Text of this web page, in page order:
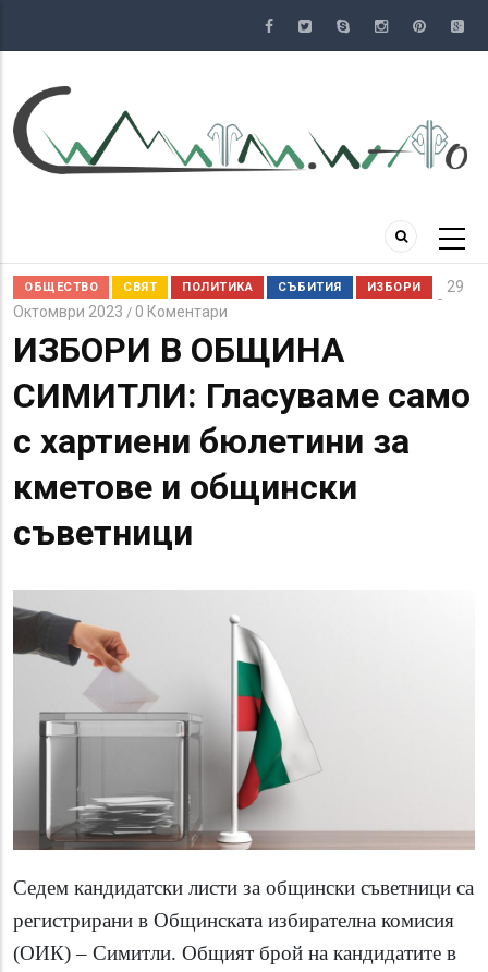
съдържание
ОБЩЕСТВО СВЯТ ПОЛИТИКА СЪБИТИЯ ИЗБОРИ
29
Октомври 2023 / 0 Коментари
ИЗБОРИ В ОБЩИНА
СИМИТЛИ: Гласуваме само
с хартиени бюлетини за
кметове и общински
съветници
Седем кандидатски листи за общински съветници са
регистрирани в Общинската избирателна комисия
(ОИК) – Симитли. Общият брой на кандидатите в